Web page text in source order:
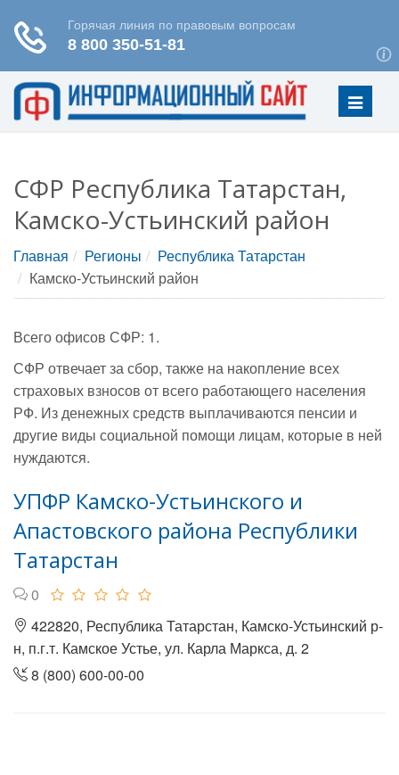
Меню
СФР Республика Татарстан,
Камско-Устьинский район
Главная Регионы
Республика Татарстан
Камско-Устьинский район
Всего офисов СФР: 1.
СФР отвечает за сбор, также на накопление всех
страховых взносов от всего работающего населения
РФ. Из денежных средств выплачиваются пенсии и
другие виды социальной помощи лицам, которые в ней
нуждаются.
УПФР Камско-Устьинского и
Апастовского района Республики
Татарстан
0
422820, Республика Татарстан, Камско-Устьинский р-
н, п.г.т. Камское Устье, ул. Карла Маркса, д. 2
8 (800) 600-00-00